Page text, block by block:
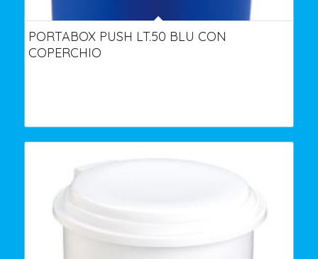
PORTABOX PUSH LT.50 BLU CON
COPERCHIO